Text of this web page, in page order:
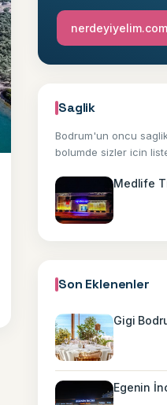
Saglik
Bodrum'un oncu
bolumde sizler icin
Medlife
Son Eklenenler
Gigi
Egenin